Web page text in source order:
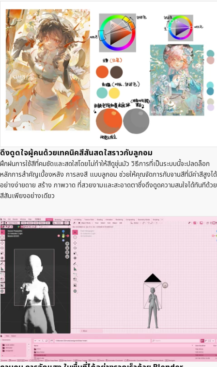
ดึงดูดใจผู้คนด้วยเทคนิคสีสันสดใสราวกับลูกอม
ฝึกฝนการใช้สีที่คมชัดและสดใสโดยไม่ทำให้สีดูขุ่นมัว วิธีการที่เป็นระบบนี้จะปลดล็อก
หลักการสำคัญเบื้องหลัง การลงสี แบบลูกอม ช่วยให้คุณจัดการกับจานสีที่มีค่าสีสูงได้
อย่างง่ายดาย สร้าง ภาพวาด ที่สวยงามและสะอาดตาซึ่งดึงดูดความสนใจได้ทันทีด้วย
สีสันเพียงอย่างเดียว